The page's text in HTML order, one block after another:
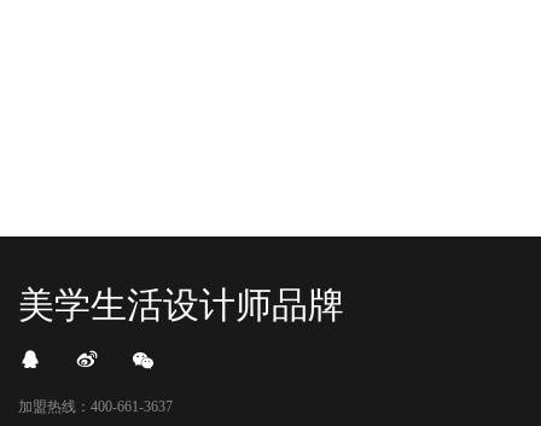
美学生活设计师品牌
加盟热线：400-661-3637